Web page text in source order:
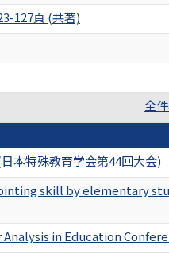
127頁 (共著)
全
本特殊教育学会第44回大会)
skill by elementary
in Education